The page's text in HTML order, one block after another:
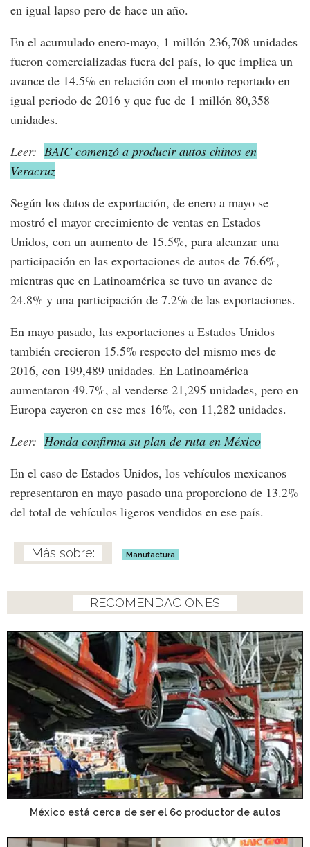
en igual lapso pero de hace un año.
En el acumulado enero-mayo, 1 millón 236,708 unidades
fueron comercializadas fuera del país, lo que implica un
avance de 14.5% en relación con el monto reportado en
igual periodo de 2016 y que fue de 1 millón 80,358
unidades.
Leer: BAIC comenzó a producir autos chinos en
Veracruz
Según los datos de exportación, de enero a mayo se
mostró el mayor crecimiento de ventas en Estados
Unidos, con un aumento de 15.5%, para alcanzar una
participación en las exportaciones de autos de 76.6%,
mientras que en Latinoamérica se tuvo un avance de
24.8% y una participación de 7.2% de las exportaciones.
En mayo pasado, las exportaciones a Estados Unidos
también crecieron 15.5% respecto del mismo mes de
2016, con 199,489 unidades. En Latinoamérica
aumentaron 49.7%, al venderse 21,295 unidades, pero en
Europa cayeron en ese mes 16%, con 11,282 unidades.
Leer: Honda confirma su plan de ruta en México
En el caso de Estados Unidos, los vehículos mexicanos
representaron en mayo pasado una proporciono de 13.2%
del total de vehículos ligeros vendidos en ese país.
Manufactura
RECOMENDACIONES
México está cerca de ser el 6o productor de autos